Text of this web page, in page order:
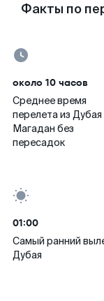
Факты по
около 10 часов
Среднее время
перелета из Дубая
Магадан без
пересадок
01:00
Самый ранний
Дубая